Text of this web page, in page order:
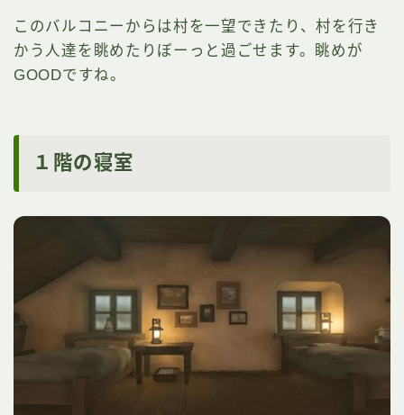
このバルコニーからは村を一望できたり、村を行き
かう人達を眺めたりぼーっと過ごせます。眺めが
GOODですね。
１階の寝室